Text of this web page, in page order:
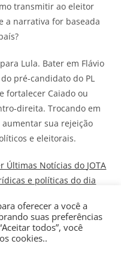
transmitir ao eleitor
a narrativa for baseada
Lula. Bater em Flávio
pré-candidato do PL
fortalecer Caiado ou
direita. Trocando em
sua rejeição
e eleitorais.
Últimas Notícias do JOTA
e políticas do dia
as equipes de
até aqui. Em
competência, os times
oferecer a você a
suas preferências
todos”, você
cookies..